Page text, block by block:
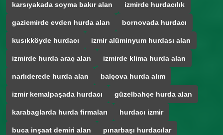
karsıyakada soyma bakır alan izmirde hurdacılık
gaziemirde evden hurda alan bornovada hurdacı
kusıkköyde hurdacı izmir alüminyum hurdası alan
izmirde hurda araç alan izmirde klima hurda alan
narlıderede hurda alan balçova hurda alım
izmir kemalpaşada hurdacı güzelbahçe hurda alan
karabaglarda hurda firmaları hurdacı izmir
buca inşaat demiri alan pınarbaşı hurdacılar